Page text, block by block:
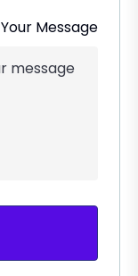
Your Message